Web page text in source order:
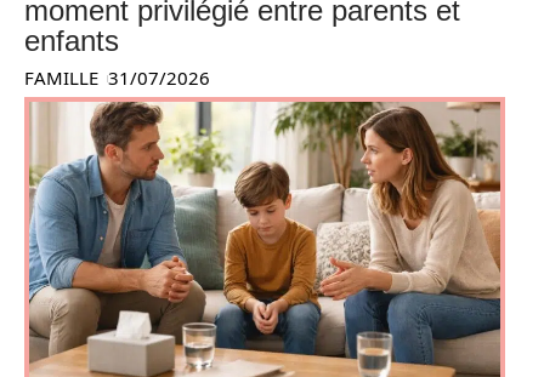
moment privilégié entre parents et
enfants
FAMILLE 31/07/2026